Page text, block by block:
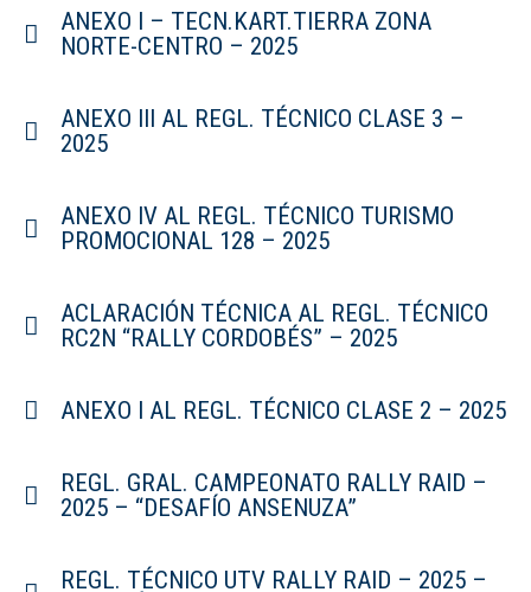
ANEXO I – TECN.KART.TIERRA ZONA
NORTE-CENTRO – 2025
ANEXO III AL REGL. TÉCNICO CLASE 3 –
2025
ANEXO IV AL REGL. TÉCNICO TURISMO
PROMOCIONAL 128 – 2025
ACLARACIÓN TÉCNICA AL REGL. TÉCNICO
RC2N “RALLY CORDOBÉS” – 2025
ANEXO I AL REGL. TÉCNICO CLASE 2 – 2025
REGL. GRAL. CAMPEONATO RALLY RAID –
2025 – “DESAFÍO ANSENUZA”
REGL. TÉCNICO UTV RALLY RAID – 2025 –